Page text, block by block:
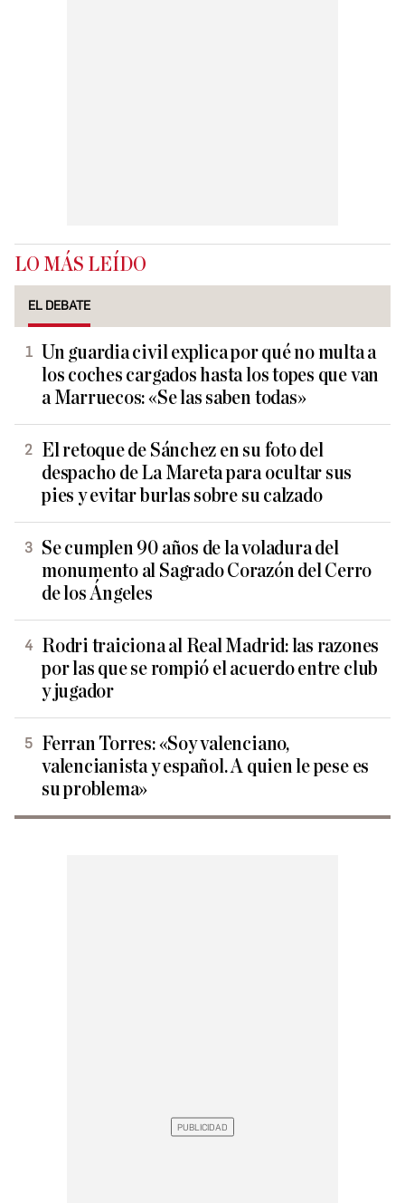
LO MÁS LEÍDO
EL DEBATE
Un guardia civil explica por qué no multa a
los coches cargados hasta los topes que van
a Marruecos: «Se las saben todas»
El retoque de Sánchez en su foto del
despacho de La Mareta para ocultar sus
pies y evitar burlas sobre su calzado
Se cumplen 90 años de la voladura del
monumento al Sagrado Corazón del Cerro
de los Ángeles
Rodri traiciona al Real Madrid: las razones
por las que se rompió el acuerdo entre club
y jugador
Ferran Torres: «Soy valenciano,
valencianista y español. A quien le pese es
su problema»